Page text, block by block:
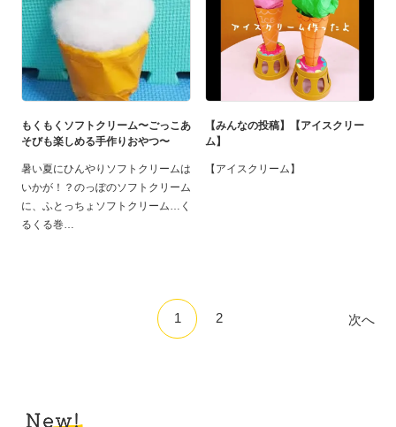
もくもくソフトクリーム〜ごっこあ
そびも楽しめる手作りおやつ〜
暑い夏にひんやりソフトクリームは
いかが！？のっぽのソフトクリーム
に、ふとっちょソフトクリーム…く
るくる巻
【みんなの投稿】【アイスクリー
ム】
【アイスクリーム】
1 2 次へ